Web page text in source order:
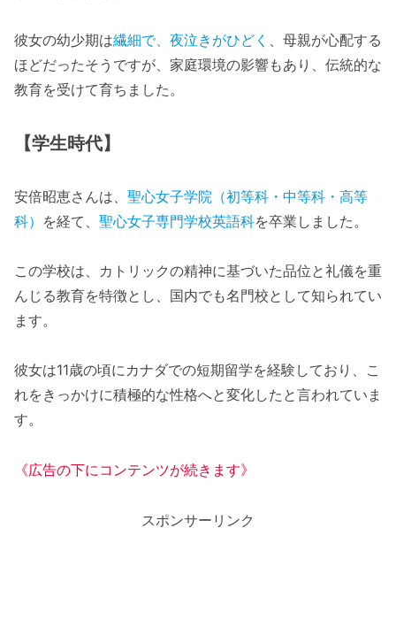
彼女の幼少期は繊細で、夜泣きがひどく
、母親が心配する
ほどだったそうですが、家庭環境の影響もあり、伝統的な
教育を受けて育ちました。
【学生時代】
安倍昭恵さんは、 聖心女子学院（初等科・中等科・高等
科） を経て、 聖心女子専門学校英語科を卒業しました。
この学校は、カトリックの精神に基づいた品位と礼儀を重
んじる教育を特徴とし、国内でも名門校として知られてい
ます。
彼女は11歳の頃にカナダでの短期留学を経験しており、こ
れをきっかけに積極的な性格へと変化したと言われていま
す。
《広告の下にコンテンツが続きます》
スポンサーリンク